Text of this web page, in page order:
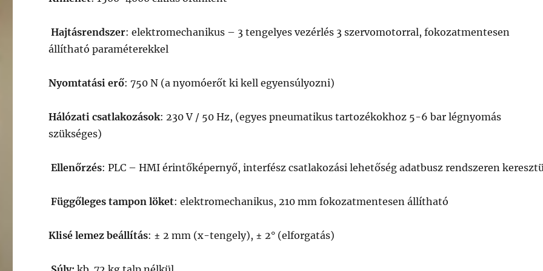
Hajtásrendszer: elektromechanikus – 3 tengelyes vezérlés 3 szervomotorral, fokozatmentesen
állítható paraméterekkel
Nyomtatási erő: 750 N (a nyomóerőt ki kell egyensúlyozni)
Hálózati csatlakozások: 230 V / 50 Hz, (egyes pneumatikus tartozékokhoz 5-6 bar légnyomás
szükséges)
Ellenőrzés: PLC – HMI érintőképernyő, interfész csatlakozási lehetőség adatbusz rendszeren
Függőleges tampon löket: elektromechanikus, 210 mm fokozatmentesen állítható
Klisé lemez beállítás: ± 2 mm (x-tengely), ± 2° (elforgatás)